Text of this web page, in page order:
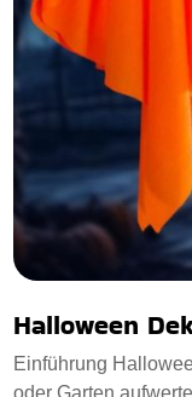
Halloween
Einführung